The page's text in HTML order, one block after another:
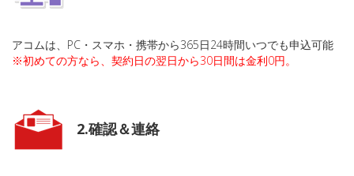
アコムは、PC・スマホ・携帯から365日24時間いつでも申込可能
※初めての方なら、契約日の翌日から30日間は金利0円。
2.確認＆連絡